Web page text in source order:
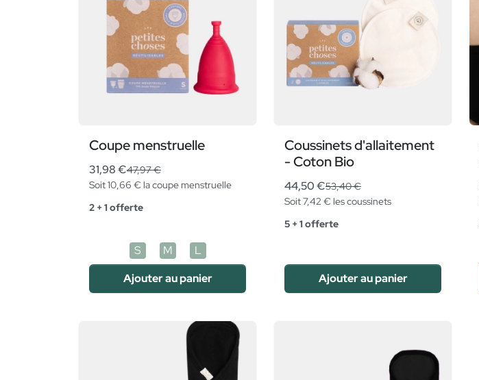
Coupe menstruelle
31,98 €47,97 €
Soit 10,66 € la coupe menstruelle
2 + 1 offerte
S M
L
Ajouter au panier
Coussinets d'allaitement
- Coton Bio
44,50 €53,40 €
Soit 7,42 € les coussinets
5 + 1 offerte
Ajouter au panier